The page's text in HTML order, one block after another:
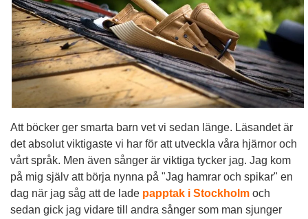
Att böcker ger smarta barn vet vi sedan länge. Läsandet är
det absolut viktigaste vi har för att utveckla våra hjärnor och
vårt språk. Men även sånger är viktiga tycker jag. Jag kom
på mig själv att börja nynna på "Jag hamrar och spikar" en
dag när jag såg att de lade papptak i Stockholmoch
sedan gick jag vidare till andra sånger som man sjunger